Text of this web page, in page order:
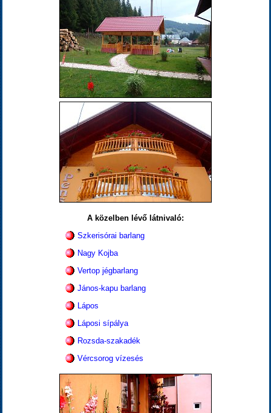
A közelben lévő látnivaló:
Szkerisórai barlang
Nagy Kojba
Vertop jégbarlang
János-kapu barlang
Lápos
Láposi sípálya
Rozsda-szakadék
Vércsorog vízesés